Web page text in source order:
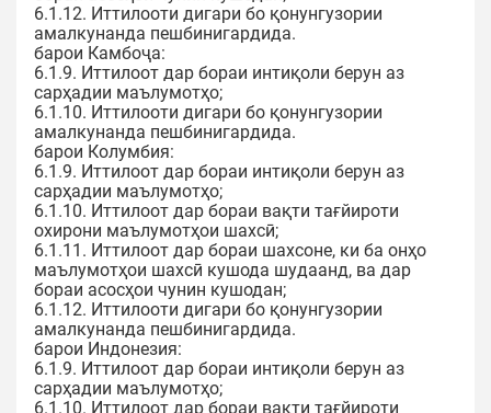
6.1.12. Иттилооти дигари бо қонунгузории
амалкунанда пешбинигардида.
барои Камбоҷа:
6.1.9. Иттилоот дар бораи интиқоли берун аз
сарҳадии маълумотҳо;
6.1.10. Иттилооти дигари бо қонунгузории
амалкунанда пешбинигардида.
барои Колумбия:
6.1.9. Иттилоот дар бораи интиқоли берун аз
сарҳадии маълумотҳо;
6.1.10. Иттилоот дар бораи вақти тағйироти
охирони маълумотҳои шахсӣ;
6.1.11. Иттилоот дар бораи шахсоне, ки ба онҳо
маълумотҳои шахсӣ кушода шудаанд, ва дар
бораи асосҳои чунин кушодан;
6.1.12. Иттилооти дигари бо қонунгузории
амалкунанда пешбинигардида.
барои Индонезия:
6.1.9. Иттилоот дар бораи интиқоли берун аз
сарҳадии маълумотҳо;
6.1.10. Иттилоот дар бораи вақти тағйироти